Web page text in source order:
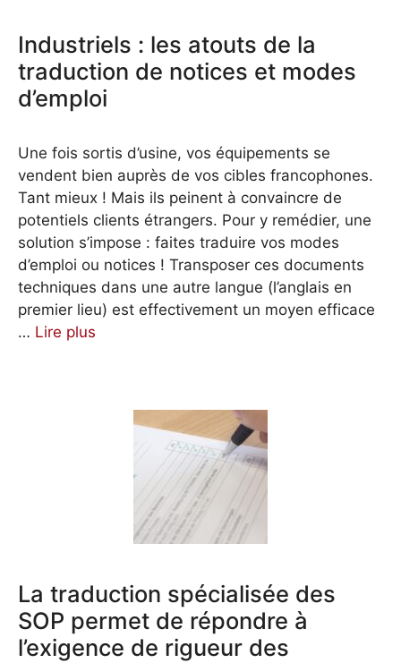
Industriels : les atouts de la
traduction de notices et modes
d’emploi
Une fois sortis d’usine, vos équipements se
vendent bien auprès de vos cibles francophones.
Tant mieux ! Mais ils peinent à convaincre de
potentiels clients étrangers. Pour y remédier, une
solution s’impose : faites traduire vos modes
d’emploi ou notices ! Transposer ces documents
techniques dans une autre langue (l’anglais en
premier lieu) est effectivement un moyen efficace
… Lire plus
La traduction spécialisée des
SOP permet de répondre à
l’exigence de rigueur des